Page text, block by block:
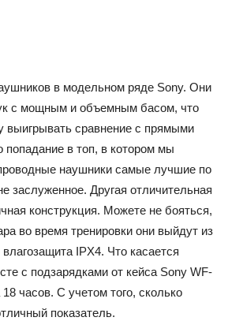
в модельном ряде Sony. Они
с мощным и объемным басом, что
выигрывать сравнение с прямыми
попадание в топ, в котором мы
наушники самые лучшие по
заслуженное. Другая отличительная
конструкция. Можете не бояться,
во время тренировки они выйдут из
IPX4. Что касается
с подзарядками от кейса Sony WF-
часов. С учетом того, сколько
показатель.